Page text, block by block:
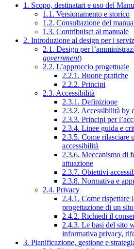
1. Scopo, destinatari e uso del
1.1. Versionamento e storico
1.2. Consultazione del
1.3. Contribuisci al manuale
2. Introduzione al design per i
2.1. Design per
government)
2.2. L’approccio progettuale
2.2.1. Buone pratiche
2.2.2. Principi
2.3. Accessibilità
2.3.1. Definizione
2.3.2. Accessibilità by
2.3.3. Principi per
2.3.4. Linee guida e
2.3.5. Come rilasciare
accessibilità
2.3.6. Meccanismo di
attuazione
2.3.7. Obiettivi
2.3.8. Normativa e
2.4. Privacy
2.4.1. Come rispettare
progettazione di un
2.4.2. Richiedi il
2.4.3. Le basi del sito
informativa privacy,
3. Pianificazione, gestione e